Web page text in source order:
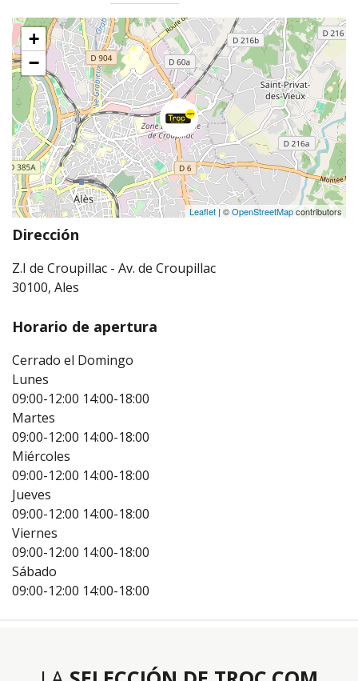
+
−
Leaflet | ©OpenStreetMapcontributors
Dirección
Z.I de Croupillac - Av. de Croupillac
30100, Ales
Horario de apertura
Cerrado el Domingo
Lunes
09:00-12:00 14:00-18:00
Martes
09:00-12:00 14:00-18:00
Miércoles
09:00-12:00 14:00-18:00
Jueves
09:00-12:00 14:00-18:00
Viernes
09:00-12:00 14:00-18:00
Sábado
09:00-12:00 14:00-18:00